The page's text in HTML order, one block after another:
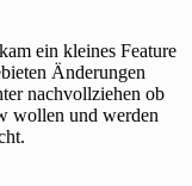
ein kleines Feature
Änderungen
nachvollziehen ob
wollen und werden